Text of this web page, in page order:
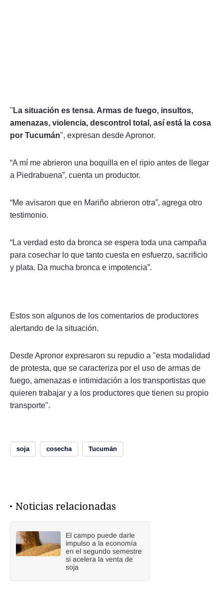
" La situación es tensa. Armas de fuego, insultos,
amenazas, violencia, descontrol total, así está la cosa
por Tucumán", expresan desde Apronor.
“A mí me abrieron una boquilla en el ripio antes de llegar
a Piedrabuena”, cuenta un productor.
“Me avisaron que en Mariño abrieron otra”, agrega otro
testimonio.
“La verdad esto da bronca se espera toda una campaña
para cosechar lo que tanto cuesta en esfuerzo, sacrificio
y plata. Da mucha bronca e impotencia”.
Estos son algunos de los comentarios de productores
alertando de la situación.
Desde Apronor expresaron su repudio a "esta modalidad
de protesta, que se caracteriza por el uso de armas de
fuego, amenazas e intimidación a los transportistas que
quieren trabajar y a los productores que tienen su propio
transporte".
soja cosecha Tucumán
Noticias relacionadas
El campo puede darle
impulso a la economía
en el segundo semestre
si acelera la venta de
soja